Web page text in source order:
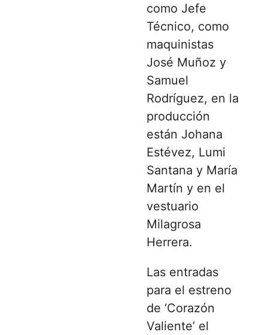
como Jefe
Técnico, como
maquinistas
José Muñoz y
Samuel
Rodríguez, en la
producción
están Johana
Estévez, Lumi
Santana y María
Martín y en el
vestuario
Milagrosa
Herrera.
Las entradas
para el estreno
de ‘Corazón
Valiente’ el